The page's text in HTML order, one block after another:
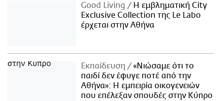
Good Living
Η εμβληματική City
Exclusive Collection της Le Labo
έρχεται στην Αθήνα
Εκπαίδευση
«Νιώσαμε ότι το
παιδί δεν έφυγε ποτέ από την
Αθήνα»: Η εμπειρία οικογενειών
που επέλεξαν σπουδές στην Κύπρο